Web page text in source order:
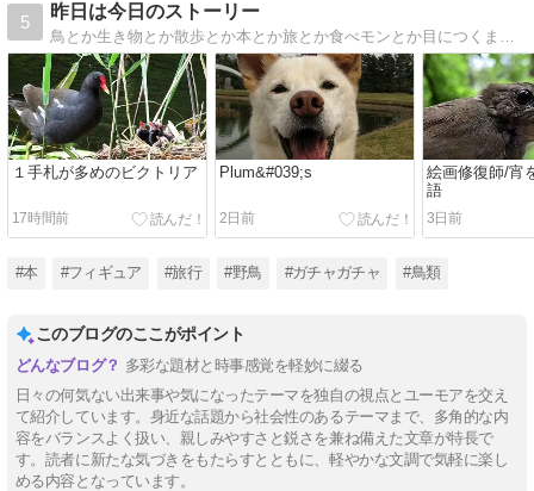
5
昨日は今日のストーリー
１手札が多めのビクトリア
17時間前
Plum&#039;s
2日前
絵画修復師/宵
語
3日前
#本 #フィギュア #旅行 #野鳥 #ガチャガチャ #鳥類
このブログのここがポイント
多彩な題材と時事感覚を軽妙に綴る
日々の何気ない出来事や気になったテーマを独自の視点とユーモアを交え
て紹介しています。身近な話題から社会性のあるテーマまで、多角的な内
容をバランスよく扱い、親しみやすさと鋭さを兼ね備えた文章が特長で
す。読者に新たな気づきをもたらすとともに、軽やかな文調で気軽に楽し
める内容となっています。